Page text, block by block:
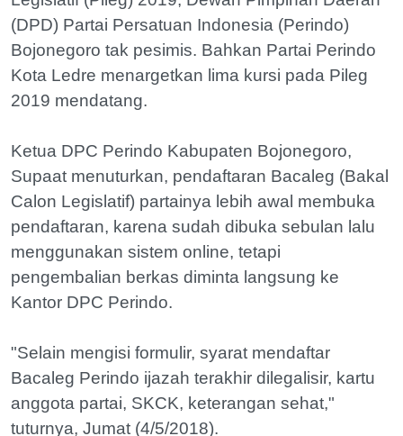
(DPD) Partai Persatuan Indonesia (Perindo)
Bojonegoro tak pesimis. Bahkan Partai Perindo
Kota Ledre menargetkan lima kursi pada Pileg
2019 mendatang.
Ketua DPC Perindo Kabupaten Bojonegoro,
Supaat menuturkan, pendaftaran Bacaleg (Bakal
Calon Legislatif) partainya lebih awal membuka
pendaftaran, karena sudah dibuka sebulan lalu
menggunakan sistem online, tetapi
pengembalian berkas diminta langsung ke
Kantor DPC Perindo.
"Selain mengisi formulir, syarat mendaftar
Bacaleg Perindo ijazah terakhir dilegalisir, kartu
anggota partai, SKCK, keterangan sehat,"
tuturnya, Jumat (4/5/2018).